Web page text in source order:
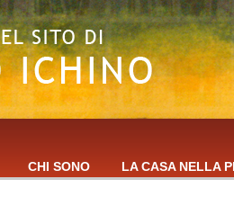
CHI SONO LA CASA NELLA